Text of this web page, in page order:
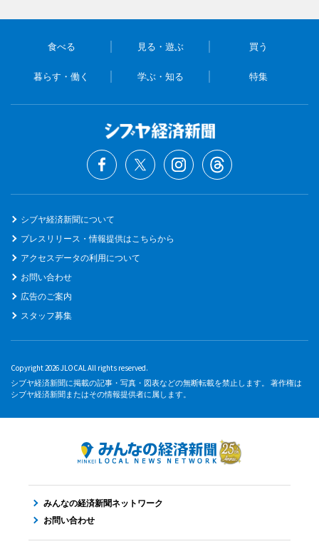
食べる 見る・遊ぶ 買う
暮らす・働く 学ぶ・知る 特集
シブヤ経済新聞について
プレスリリース・情報提供はこちらから
アクセスデータの利用について
お問い合わせ
広告のご案内
スタッフ募集
Copyright 2026 JLOCAL All rights reserved.
シブヤ経済新聞に掲載の記事・写真・図表などの無断転載を禁止します。 著作権は
シブヤ経済新聞またはその情報提供者に属します。
みんなの経済新聞ネットワーク
お問い合わせ